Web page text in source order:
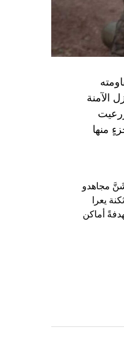
الآمنة
يوم الاثنين 19-8-2024 ثكنة زرعيت
منها
شَنَّ مجاهدو
ثكنة يعرا
أماكن